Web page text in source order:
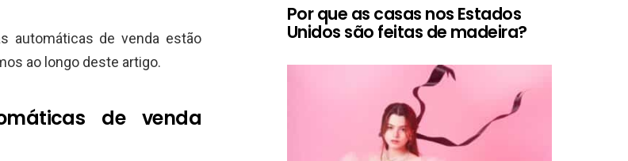
automáticas de venda estão
ao longo deste artigo.
de venda
Por que as casas nos Estados
Unidos são feitas de madeira?